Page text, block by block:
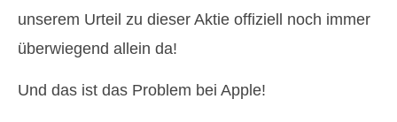
unserem Urteil zu dieser Aktie offiziell noch immer
überwiegend allein da!
Und das ist das Problem bei Apple!